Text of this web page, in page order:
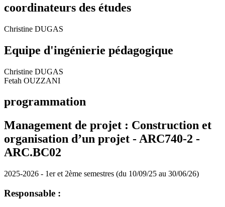
coordinateurs des études
Christine DUGAS
Equipe d'ingénierie pédagogique
Christine DUGAS
Fetah OUZZANI
programmation
Management de projet : Construction et
organisation d’un projet - ARC740-2 -
ARC.BC02
2025-2026 - 1er et 2ème semestres (du 10/09/25 au 30/06/26)
Responsable :